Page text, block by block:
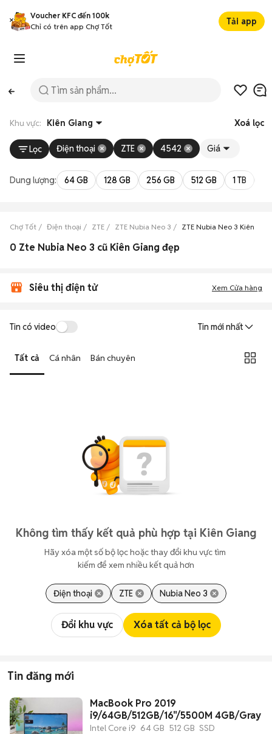
Voucher KFC đến 100k
Chỉ có trên app Chợ Tốt
Tải app
Khu vực: Kiên Giang Xoá lọc
Lọc Điện thoại ZTE 4542 Giá
Dung lượng: 64 GB 128 GB 256 GB 512 GB 1 TB
Chợ Tốt Điện thoại ZTE ZTE Nubia Neo 3 ZTE Nubia Neo 3 Kiên
0 Zte Nubia Neo 3 cũ Kiên Giang đẹp
Siêu thị điện tử Xem Cửa hàng
Tin có video Tin mới nhất
Tất cả Cá nhân Bán chuyên
Không tìm thấy kết quả phù hợp tại Kiên Giang
Hãy xóa một số bộ lọc hoặc thay đổi khu vực tìm
kiếm để xem nhiều kết quả hơn
Điện thoại ZTE Nubia Neo 3
Đổi khu vực Xóa tất cả bộ lọc
Tin đăng mới
MacBook Pro 2019
i9/64GB/512GB/16"/5500M 4GB/Gray
Intel Core i9 64 GB 512 GB SSD